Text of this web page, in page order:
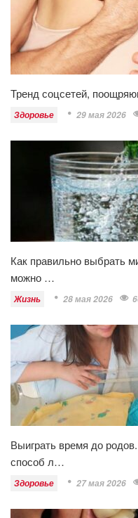
Тренд соцсетей,
Здоровье 29 мая 2026
Как правильно выбрать
можно …
Жизнь 28 мая 2026
Выиграть время до
способ л…
Здоровье 27 мая 2026